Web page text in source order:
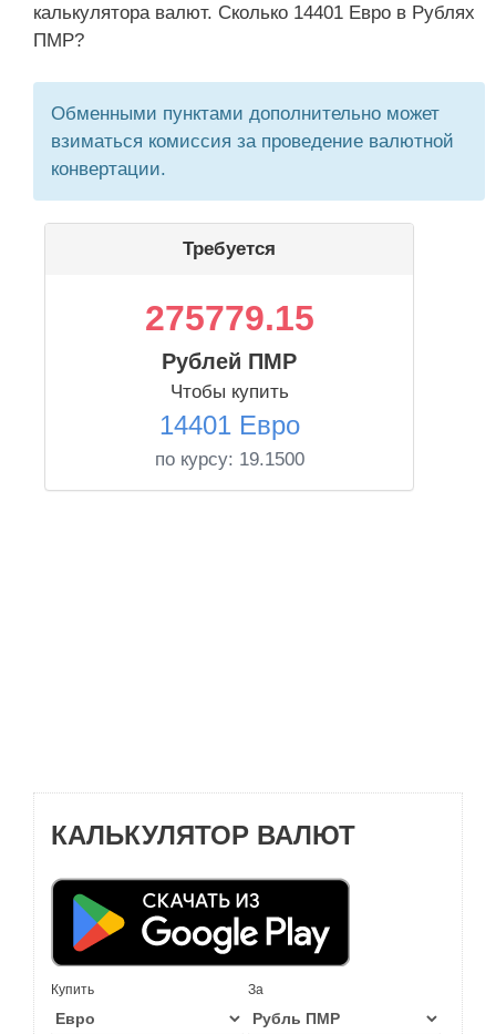
калькулятора валют. Сколько 14401 Евро в Рублях
ПМР?
Обменными пунктами дополнительно может
взиматься комиссия за проведение валютной
конвертации.
Требуется
275779.15
Рублей ПМР
Чтобы купить
14401 Евро
по курсу: 19.1500
КАЛЬКУЛЯТОР ВАЛЮТ
Купить За